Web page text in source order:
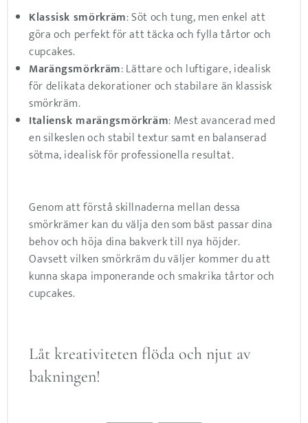
Klassisk smörkräm: Söt och tung, men enkel att
göra och perfekt för att täcka och fylla tårtor och
cupcakes.
Marängsmörkräm: Lättare och luftigare, idealisk
för delikata dekorationer och stabilare än klassisk
smörkräm.
Italiensk marängsmörkräm: Mest avancerad med
en silkeslen och stabil textur samt en balanserad
sötma, idealisk för professionella resultat.
Genom att förstå skillnaderna mellan dessa
smörkrämer kan du välja den som bäst passar dina
behov och höja dina bakverk till nya höjder.
Oavsett vilken smörkräm du väljer kommer du att
kunna skapa imponerande och smakrika tårtor och
cupcakes.
Låt kreativiteten flöda och njut av
bakningen!